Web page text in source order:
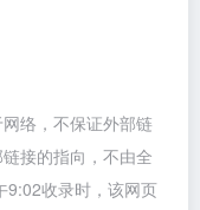
络，不保证外部链
接的指向，不由全
9:02收录时，该网页